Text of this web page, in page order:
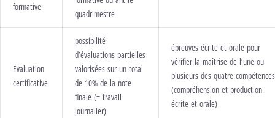
formative
quadrimestre
Evaluation
certificative
possibilité
d’évaluations partielles
valorisées sur un total
de 10% de la note
finale (= travail
journalier)
épreuves écrite et orale pour
vérifier la maîtrise de l’une ou
plusieurs des quatre compétences
(compréhension et production
écrite et orale)